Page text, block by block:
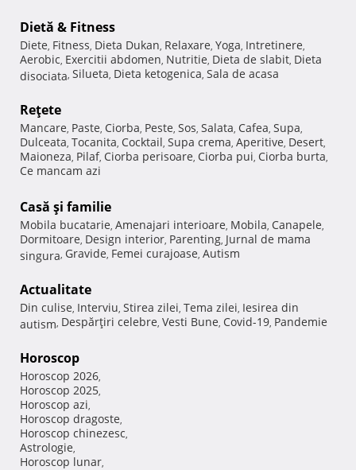
Dietă & Fitness
Diete, Fitness, Dieta Dukan, Relaxare, Yoga, Intretinere,
Aerobic, Exercitii abdomen, Nutritie, Dieta de slabit, Dieta
disociata, Silueta, Dieta ketogenica, Sala de acasa
Reţete
Mancare, Paste, Ciorba, Peste, Sos, Salata, Cafea, Supa,
Dulceata, Tocanita, Cocktail, Supa crema, Aperitive, Desert,
Maioneza, Pilaf, Ciorba perisoare, Ciorba pui, Ciorba burta,
Ce mancam azi
Casă şi familie
Mobila bucatarie, Amenajari interioare, Mobila, Canapele,
Dormitoare, Design interior, Parenting, Jurnal de mama
singura, Gravide, Femei curajoase, Autism
Actualitate
Din culise, Interviu, Stirea zilei, Tema zilei, Iesirea din
autism, Despărţiri celebre, Vesti Bune, Covid-19, Pandemie
Horoscop
Horoscop 2026,
Horoscop 2025,
Horoscop azi,
Horoscop dragoste,
Horoscop chinezesc,
Astrologie,
Horoscop lunar,